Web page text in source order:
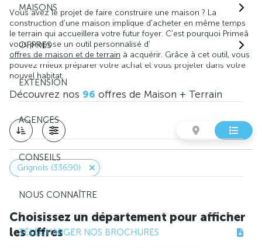
MAISONS
OFFRES
EXTENSION
AGENCES
CONSEILS
NOUS CONNAÎTRE
TÉLÉCHARGER NOS BROCHURES
Vous avez le projet de faire construire une maison ? La
construction d'une maison implique d'acheter en même temps
le terrain qui accueillera votre futur foyer. C'est pourquoi Primeâ
vous propose un outil personnalisé d'
offres de maison et de terrain à acquérir. Grâce à cet outil, vous
pouvez mieux préparer votre achat et vous projeter dans votre
nouvel habitat.
Découvrez nos 96 offres de Maison + Terrain
Grignols (33690)
Choisissez un département pour afficher
les offres